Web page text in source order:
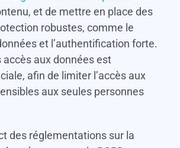
et de mettre en place des
robustes, comme le
et l’authentification forte.
accès aux données est
afin de limiter l’accès aux
aux seules personnes
des réglementations sur la